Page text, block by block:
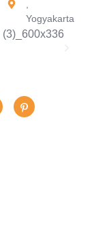
Yogyakarta